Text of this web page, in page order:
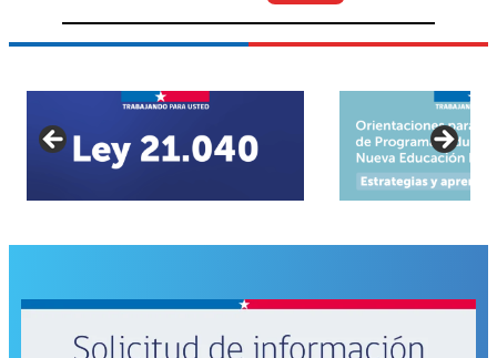
Un
nuevo
hito
adjudica
construcción
nuevo
Insular